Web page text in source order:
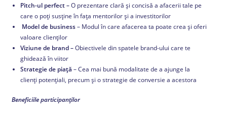
Pitch-ul perfect –O prezentare clară și concisă a afacerii tale pe
care o poți susține în fața mentorilor și a investitorilor
Model de business– Modul în care afacerea ta poate crea și oferi
valoare clienților
Viziune de brand –Obiectivele din spatele brand-ului care te
ghidează în viitor
Strategie de piață – Cea mai bună modalitate de a ajunge la
clienți potențiali, precum și o strategie de conversie a acestora
Beneficiile participanților